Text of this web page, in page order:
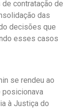
contratação de
das
decisões que
esses casos
se rendeu ao
posicionava
à Justiça do